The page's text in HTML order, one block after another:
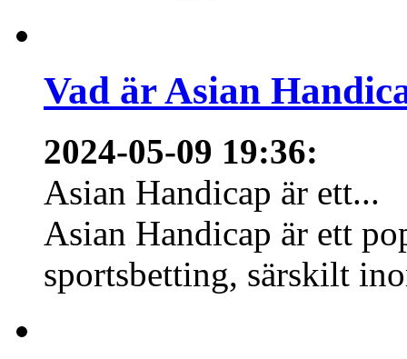
Vad är Asian
2024-05-09 19:36:
Asian Handicap är ett...
Asian Handicap är ett
sportsbetting, särskilt